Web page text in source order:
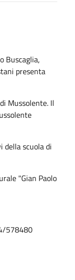
Buscaglia,
presenta
Mussolente. Il
della scuola di
"Gian Paolo
578480